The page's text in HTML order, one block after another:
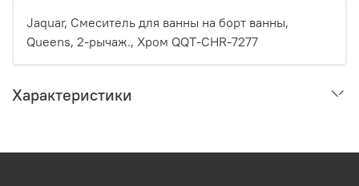
Jaquar, Смеситель для ванны на борт ванны,
Queens, 2-рычаж., Хром QQT-CHR-7277
Характеристики